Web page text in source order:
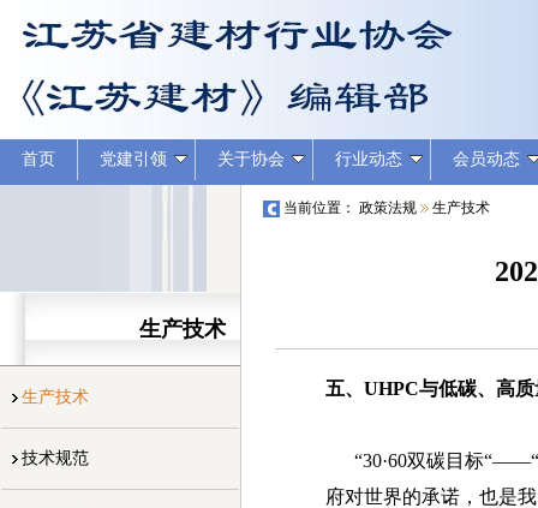
首页 党建引领 关于协会 行业动态 会员动态
生产技术
生产技术
技术规范
当前位置： 政策法规 生产技术
五、 UHPC与低碳、高
“30·60双碳目标“——“
府对世界的承诺，也是